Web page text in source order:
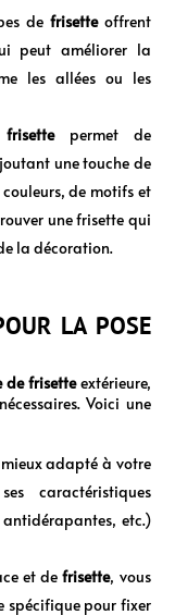
de frisette offrent
peut améliorer la
les allées ou les
frisette
permet de
une touche de
de motifs et
une frisette qui
la décoration.
LA POSE
de frisette extérieure,
Voici une
adapté à votre
caractéristiques
etc.)
et de frisette, vous
spécifique pour fixer